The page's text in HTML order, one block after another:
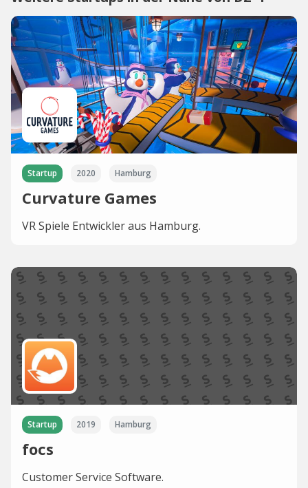
Startup 2020 Hamburg
Curvature Games
VR Spiele Entwickler aus Hamburg.
Startup 2019 Hamburg
focs
Customer Service Software.